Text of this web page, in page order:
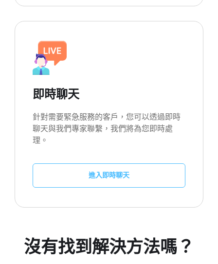
即時聊天
針對需要緊急服務的客戶，您可以透過即時
聊天與我們專家聯繫，我們將為您即時處
理。
進入即時聊天
沒有找到解決方法嗎？